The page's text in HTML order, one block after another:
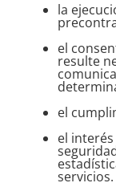
la
el
resulte
el
el
servicios.